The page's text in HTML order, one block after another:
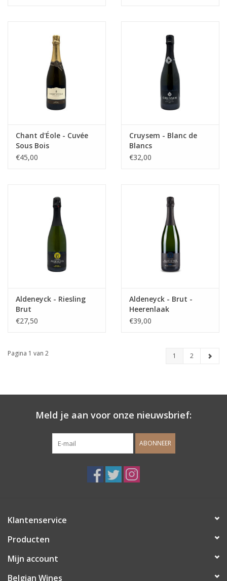
Chant d'Éole - Cuvée
Sous Bois
€45,00
Cruysem - Blanc de
Blancs
€32,00
Aldeneyck - Riesling
Brut
€27,50
Aldeneyck - Brut -
Heerenlaak
€39,00
Pagina 1 van 2 1 2
Meld je aan voor onze nieuwsbrief:
ABONNEER
Klantenservice
Producten
Mijn account
Belgian Wines